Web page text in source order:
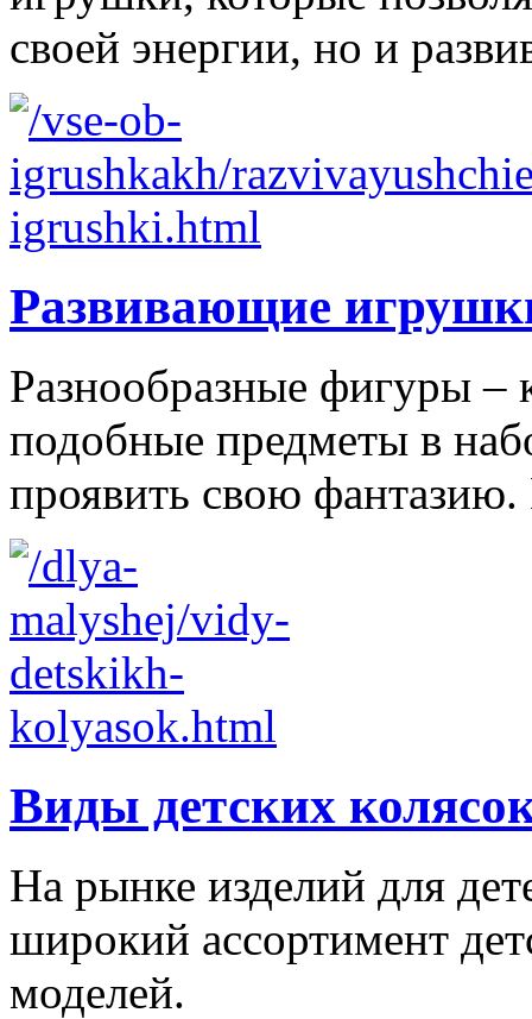
своей энергии, но и
Развивающие
Разнообразные фигуры –
подобные предметы в
проявить свою
Виды детских
На рынке изделий для
широкий ассортимент
моделей.